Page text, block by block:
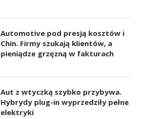
Automotive pod presją kosztów i
Chin. Firmy szukają klientów, a
pieniądze grzęzną w fakturach
Aut z wtyczką szybko przybywa.
Hybrydy plug-in wyprzedziły pełne
elektryki